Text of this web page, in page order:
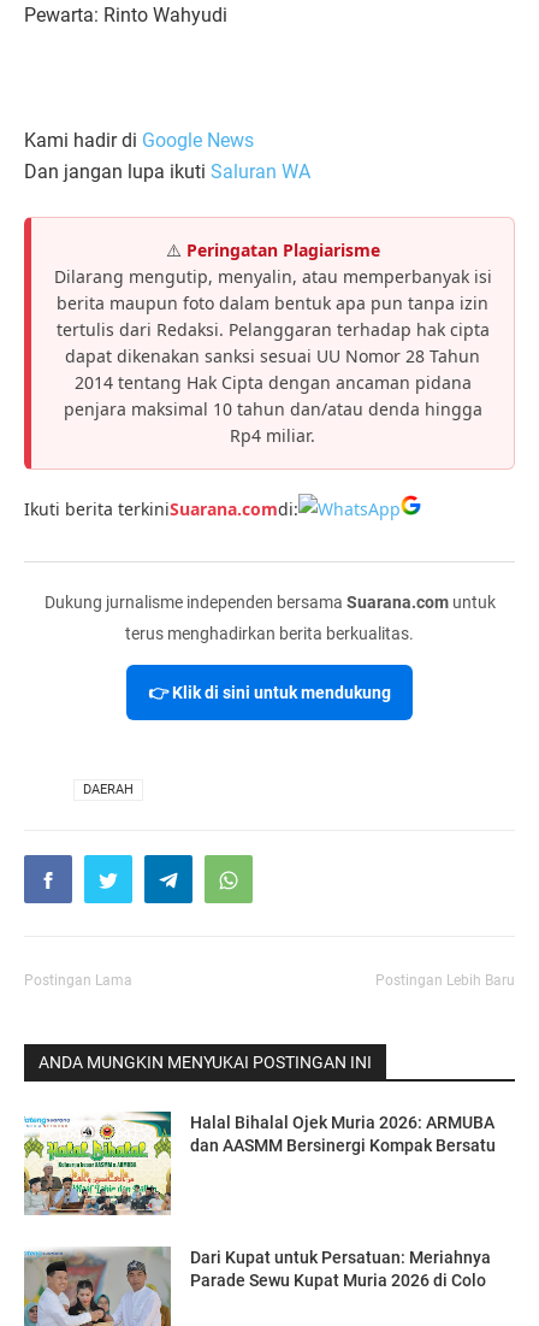
Pewarta: Rinto Wahyudi
Kami hadir di Google News
Dan jangan lupa ikuti Saluran WA
⚠️ Peringatan Plagiarisme
Dilarang mengutip, menyalin, atau memperbanyak isi
berita maupun foto dalam bentuk apa pun tanpa izin
tertulis dari Redaksi. Pelanggaran terhadap hak cipta
dapat dikenakan sanksi sesuai UU Nomor 28 Tahun
2014 tentang Hak Cipta dengan ancaman pidana
penjara maksimal 10 tahun dan/atau denda hingga
Rp4 miliar.
Ikuti berita terkiniSuarana.comdi:
Dukung jurnalisme independen bersama Suarana.comuntuk
terus menghadirkan berita berkualitas.
👉 Klik di sini untuk mendukung
DAERAH
Postingan Lama Postingan Lebih Baru
ANDA MUNGKIN MENYUKAI POSTINGAN INI
Halal Bihalal Ojek Muria 2026: ARMUBA
dan AASMM Bersinergi Kompak Bersatu
Dari Kupat untuk Persatuan: Meriahnya
Parade Sewu Kupat Muria 2026 di Colo